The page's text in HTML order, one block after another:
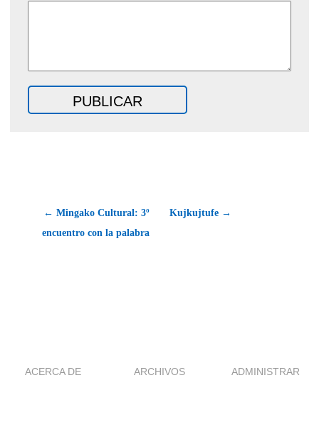
← Mingako Cultural: 3º
encuentro con la palabra
Kujkujtufe →
ACERCA DE ARCHIVOS ADMINISTRAR